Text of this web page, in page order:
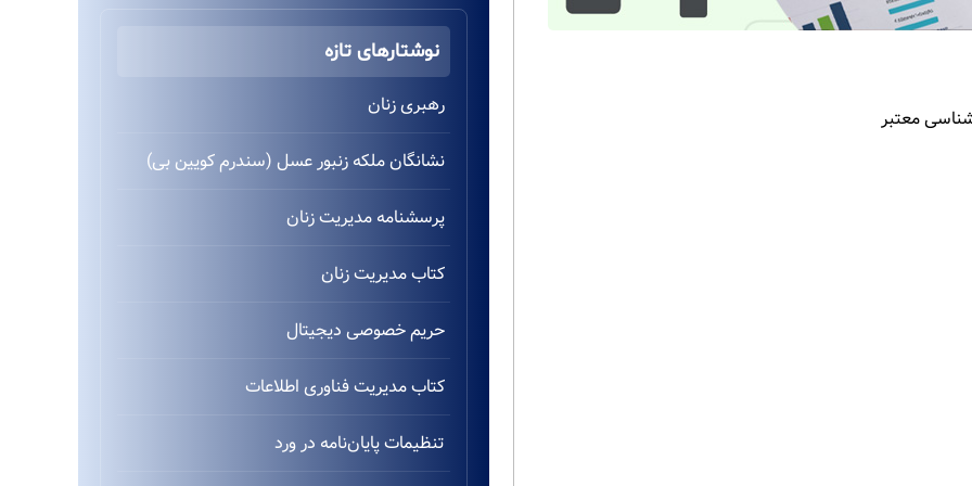
شناسی معتبر
نوشتارهای تازه
رهبری زنان
نشانگان ملکه زنبور عسل (سندرم کویین بی)
پرسشنامه مدیریت زنان
کتاب مدیریت زنان
حریم خصوصی دیجیتال
کتاب مدیریت فناوری اطلاعات
تنظیمات پایان‌نامه در ورد